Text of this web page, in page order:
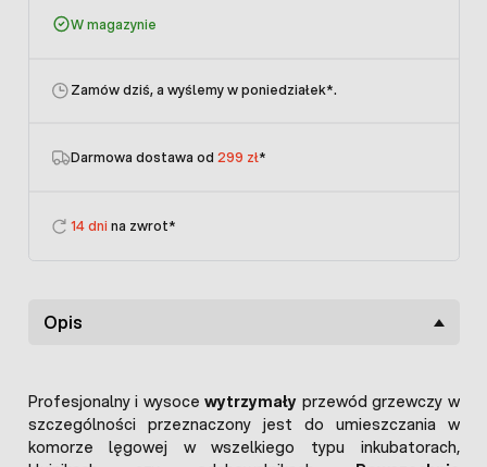
W magazynie
Zamów dziś, a wyślemy w poniedziałek*.
Darmowa dostawa od 299 zł*
14 dni na zwrot*
Opis
Profesjonalny i wysoce wytrzymały przewód grzewczy w
szczególności przeznaczony jest do umieszczania w
komorze lęgowej w wszelkiego typu inkubatorach,